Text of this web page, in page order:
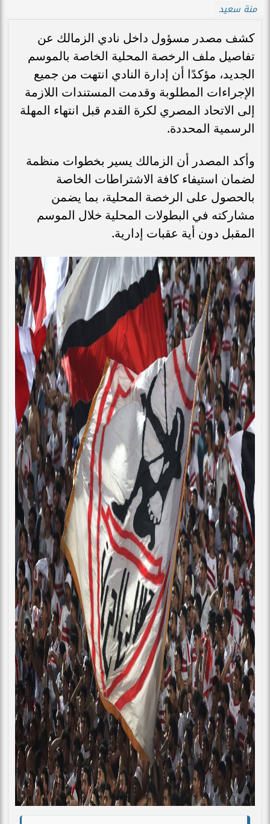
منة سعيد
كشف مصدر مسؤول داخل نادي الزمالك عن
تفاصيل ملف الرخصة المحلية الخاصة بالموسم
الجديد، مؤكدًا أن إدارة النادي انتهت من جميع
الإجراءات المطلوبة وقدمت المستندات اللازمة
إلى الاتحاد المصري لكرة القدم قبل انتهاء المهلة
الرسمية المحددة.
وأكد المصدر أن الزمالك يسير بخطوات منظمة
لضمان استيفاء كافة الاشتراطات الخاصة
بالحصول على الرخصة المحلية، بما يضمن
مشاركته في البطولات المحلية خلال الموسم
المقبل دون أية عقبات إدارية.